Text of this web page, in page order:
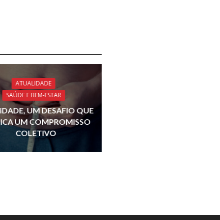
ATUALIDADE
SAÚDE E BEM-ESTAR
UM DESAFIO QUE
UM COMPROMISSO
COLETIVO